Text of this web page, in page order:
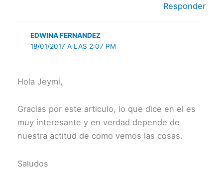
Responder
EDWINA FERNANDEZ
18/01/2017 A LAS 2:07 PM
Hola Jeymi,
Gracias por este articulo, lo que dice en el es
muy interesante y en verdad depende de
nuestra actitud de como vemos las cosas.
Saludos